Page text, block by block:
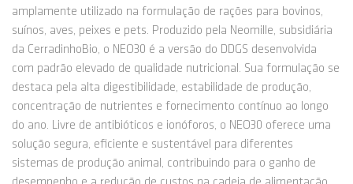
amplamente utilizado na formulação de rações para bovinos,
suínos, aves, peixes e pets. Produzido pela Neomille, subsidiária
da CerradinhoBio, o NEO30 é a versão do DDGS desenvolvida
com padrão elevado de qualidade nutricional. Sua formulação se
destaca pela alta digestibilidade, estabilidade de produção,
concentração de nutrientes e fornecimento contínuo ao longo
do ano. Livre de antibióticos e ionóforos, o NEO30 oferece uma
solução segura, eficiente e sustentável para diferentes
sistemas de produção animal, contribuindo para o ganho de